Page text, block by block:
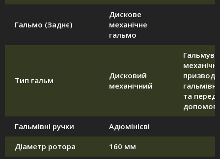
Гальмо (Заднє)
Дискове
механічне
гальмо
Тип гальм
Дисковий
механічний
та
Гальмівні ручки Адюмінієві
Діаметр ротора 160 мм